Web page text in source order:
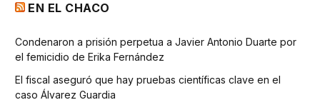
EN EL CHACO
Condenaron a prisión perpetua a Javier Antonio Duarte por
el femicidio de Erika Fernández
El fiscal aseguró que hay pruebas científicas clave en el
caso Álvarez Guardia